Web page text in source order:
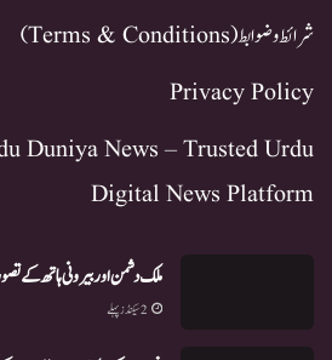
شرائط و ضوابط (Terms & Conditions)
Privacy Policy
Duniya News – Trusted Urdu
Digital News Platform
ملک دشمن اور بیرونی ہاتھ کے
2 سیکنڈز پہلے